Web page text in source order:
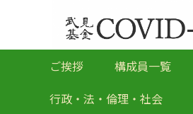
ご挨拶 構成員一覧
行政・法・倫理・社会